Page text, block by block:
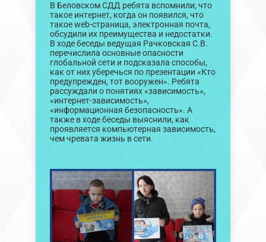
В Беловском СДД ребята вспомнили, что
такое интернет, когда он появился, что
такое web-страница, электронная почта,
обсудили их преимущества и недостатки.
В ходе беседы ведущая Рачковская С.В.
перечислила основные опасности
глобальной сети и подсказала способы,
как от них уберечься по презентации «Кто
предупрежден, тот вооружен». Ребята
рассуждали о понятиях «зависимость»,
«интернет-зависимость»,
«информационная безопасность». А
также в ходе беседы выяснили, как
проявляется компьютерная зависимость,
чем чревата жизнь в сети.